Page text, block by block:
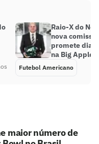
Raio-X do
nova
promete dias
na Big Apple
Futebol Americano
maior número de